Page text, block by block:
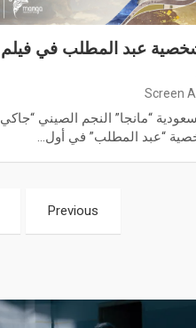
عبد المطلب في فيلم
Screen
“مانجا” النجم الصيني “جاكي
“عبد المطلب” في أول…
Previous